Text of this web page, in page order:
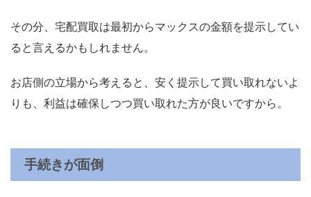
その分、宅配買取は最初からマックスの金額を提示してい
ると言えるかもしれません。
お店側の立場から考えると、安く提示して買い取れないよ
りも、利益は確保しつつ買い取れた方が良いですから。
手続きが面倒